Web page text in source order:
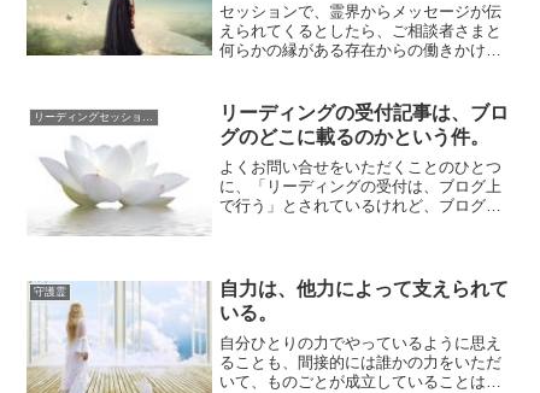
セッションで、霊界からメッセージが伝
えられてくるとしたら、ご相談者さまと
何らかの縁がある存在からの働きかけに
リーディングの受付記事は、ブロ
グのどこに載るのかという件。
よくお問い合せをいただくことのひとつ
に、「リーディングの受付は、ブログ上
で行う」とされているけれど、ブログの
守護霊
自力は、他力によって支えられて
いる。
自分ひとりの力でやっているように思え
ることも、間接的には誰かの力をいただ
いて、ものごとが成立していることは多